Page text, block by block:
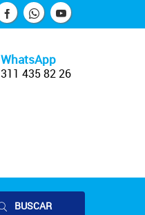
WhatsApp
311 435 82 26
BUSCAR